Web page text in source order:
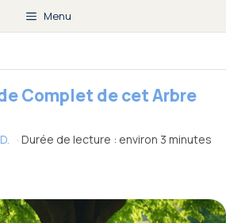
Menu
Complet de cet Arbre
· Durée de lecture : environ 3 minutes